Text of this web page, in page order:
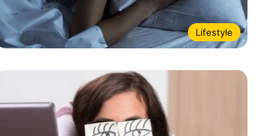
Lifestyle